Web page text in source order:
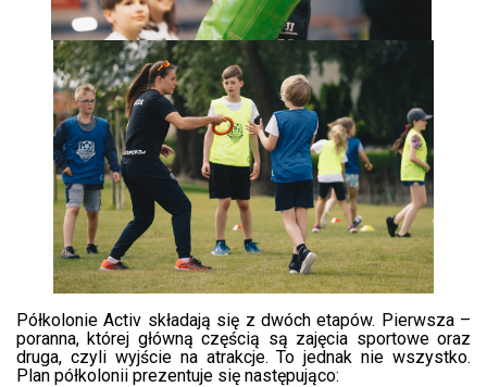
Półkolonie Activ składają się z dwóch etapów. Pierwsza –
poranna, której główną częścią są zajęcia sportowe oraz
druga, czyli wyjście na atrakcje. To jednak nie wszystko.
Plan półkolonii prezentuje się następująco: